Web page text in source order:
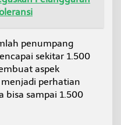
penumpang
sekitar 1.500
aspek
perhatian
bisa sampai 1.500